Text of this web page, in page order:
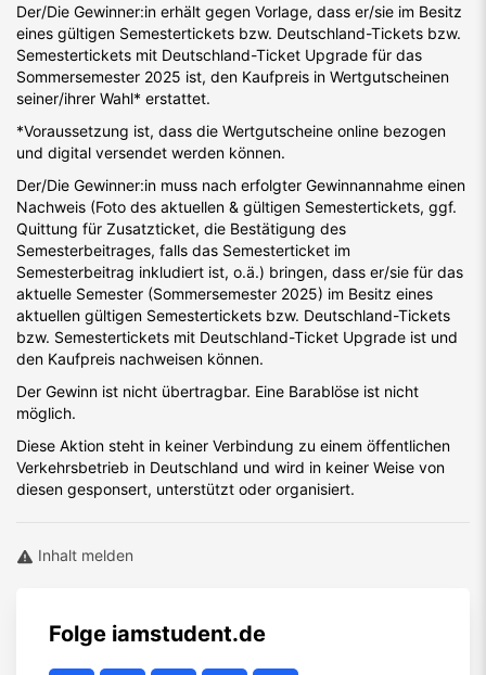
Der/Die Gewinner:in erhält gegen Vorlage, dass er/sie im Besitz
eines gültigen Semestertickets bzw. Deutschland-Tickets bzw.
Semestertickets mit Deutschland-Ticket Upgrade für das
Sommersemester 2025 ist, den Kaufpreis in Wertgutscheinen
seiner/ihrer Wahl* erstattet.
*Voraussetzung ist, dass die Wertgutscheine online bezogen
und digital versendet werden können.
Der/Die Gewinner:in muss nach erfolgter Gewinnannahme einen
Nachweis (Foto des aktuellen & gültigen Semestertickets, ggf.
Quittung für Zusatzticket, die Bestätigung des
Semesterbeitrages, falls das Semesterticket im
Semesterbeitrag inkludiert ist, o.ä.) bringen, dass er/sie für das
aktuelle Semester (Sommersemester 2025) im Besitz eines
aktuellen gültigen Semestertickets bzw. Deutschland-Tickets
bzw. Semestertickets mit Deutschland-Ticket Upgrade ist und
den Kaufpreis nachweisen können.
Der Gewinn ist nicht übertragbar. Eine Barablöse ist nicht
möglich.
Diese Aktion steht in keiner Verbindung zu einem öffentlichen
Verkehrsbetrieb in Deutschland und wird in keiner Weise von
diesen gesponsert, unterstützt oder organisiert.
Inhalt melden
Folge iamstudent.de